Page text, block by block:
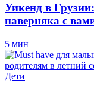
Уикенд в
наверняка с
5 мин
Дети